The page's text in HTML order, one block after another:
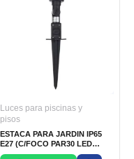
Luces para piscinas y
pisos
ESTACA PARA JARDIN IP65
E27 (C/FOCO PAR30 LED)
LUMISOL